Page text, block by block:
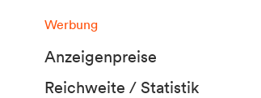
Werbung
Anzeigenpreise
Reichweite / Statistik